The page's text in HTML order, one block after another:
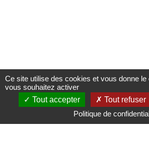
QG NAUTIC
56 Rue de l'Ancien Port,
76370 Martin-Église
Tél 9 81 75 20 37
Ce site utilise des cookies et vous donne
vous souhaitez activer
Tout accepter
Tout refuser
Politique de